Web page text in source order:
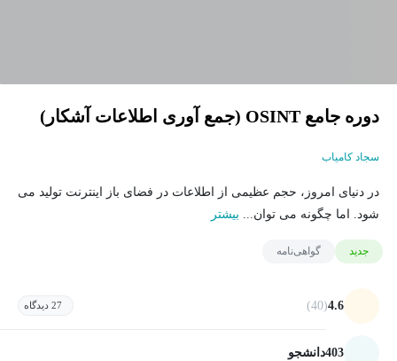
دوره جامع OSINT (جمع آوری اطلاعات آشکار)
سجاد کامیاب
در دنیای امروز، حجم عظیمی از اطلاعات در فضای باز اینترنت تولید می
شود. اما چگونه می توان... بیشتر
جدید گواهی‌نامه
4.6
(40) 27 دیدگاه
403دانشجو